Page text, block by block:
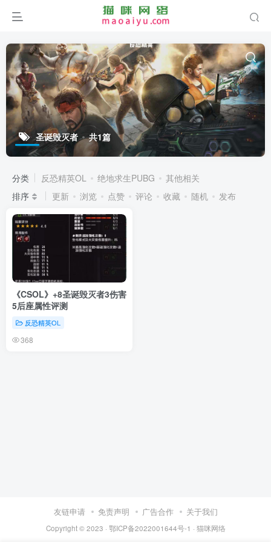
圣诞毁灭者 共1篇
分类 反恐精英OL 绝地求生PUBG
其他相关
排序
更新 浏览 点赞 评论 收藏 随机 发布
《CSOL》+8圣诞毁灭者3伤害
5后座属性评测
反恐精英OL
368
友链申请 免责声明 广告合作 关于我们
Copyright © 2023 · 鄂ICP备2022001644号-1 · 猫咪网络